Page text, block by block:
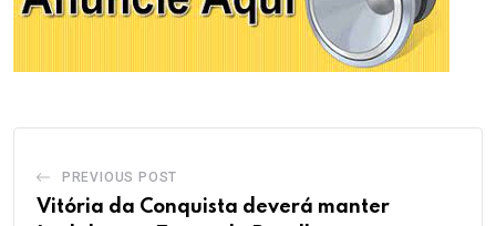
PREVIOUS POST
Vitória da Conquista deverá manter